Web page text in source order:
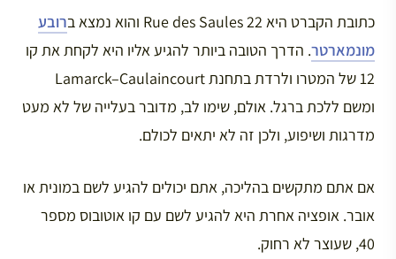
כתובת הקברט היא 22 Rue des Saules והוא נמצא ב
רובע
מונמארטר. הדרך הטובה ביותר להגיע אליו היא לקחת את קו
12 של המטרו ולרדת בתחנת Lamarck–Caulaincourt
ומשם ללכת ברגל. אולם, שימו לב, מדובר בעלייה של לא מעט
מדרגות ושיפוע, ולכן זה לא יתאים לכולם.
אם אתם מתקשים בהליכה, אתם יכולים להגיע לשם במונית או
אובר. אופציה אחרת היא להגיע לשם עם קו אוטובוס מספר
40, שעוצר לא רחוק.